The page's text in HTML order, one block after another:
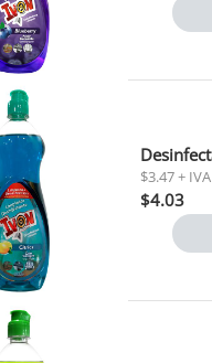
$3.47 + IVA
$4.03